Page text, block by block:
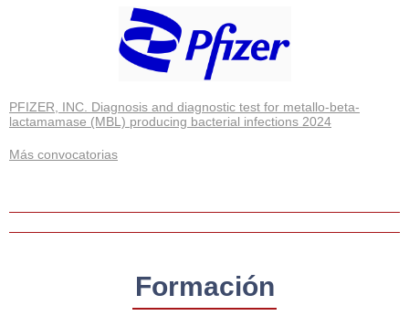
PFIZER, INC. Diagnosis and diagnostic test for metallo-beta-
lactamamase (MBL) producing bacterial infections 2024
Más convocatorias
Formación